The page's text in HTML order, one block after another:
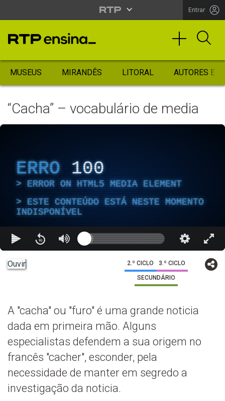
Entrar
MUSEUS MIRANDÊS LITORAL AUTORES
“Cacha” – vocabulário de media
ERRO 100
ERROR ON HTML5 MEDIA ELEMENT
ESTE CONTEÚDO ESTÁ NESTE MOMENTO
INDISPONÍVEL
Ouvir 2.º CICLO 3.º CICLO
SECUNDÁRIO
A "cacha" ou "furo" é uma grande noticia
dada em primeira mão. Alguns
especialistas defendem a sua origem no
francês "cacher", esconder, pela
necessidade de manter em segredo a
investigação da noticia.